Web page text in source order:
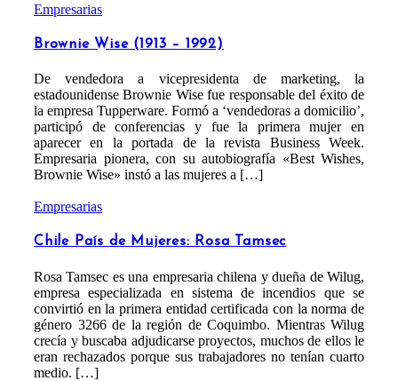
Empresarias
Brownie Wise (1913 – 1992)
De vendedora a vicepresidenta de marketing, la
estadounidense Brownie Wise fue responsable del éxito de
la empresa Tupperware. Formó a ‘vendedoras a domicilio’,
participó de conferencias y fue la primera mujer en
aparecer en la portada de la revista Business Week.
Empresaria pionera, con su autobiografía «Best Wishes,
Brownie Wise» instó a las mujeres a […]
Empresarias
Chile País de Mujeres: Rosa Tamsec
Rosa Tamsec es una empresaria chilena y dueña de Wilug,
empresa especializada en sistema de incendios que se
convirtió en la primera entidad certificada con la norma de
género 3266 de la región de Coquimbo. Mientras Wilug
crecía y buscaba adjudicarse proyectos, muchos de ellos le
eran rechazados porque sus trabajadores no tenían cuarto
medio. […]